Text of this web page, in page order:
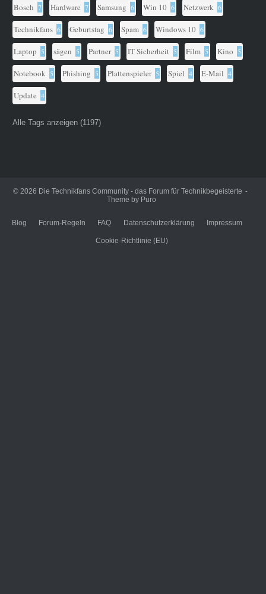
Bosch 7 Hardware 7 Samsung 6 Win 10 6 Netzwerk 6
Technikfans 6 Geburtstag 6 Spam 6 Windows 10 6
Laptop 5 sägen 5 Partner 5 IT Sicherheit 5 Film 5 Kino 5
Notebook 5 Phishing 5 Plattenspieler 5 Spiel 4 E-Mail 4
Update 4
Alle Tags anzeigen (1197)
© 2026 Die Technikfans Community - das Forum für Technikbegeisterte
Theme by Puro
Blog Forum-Regeln FAQ Datenschutzerklärung Impressum
Cookie-Richtlinie (EU)